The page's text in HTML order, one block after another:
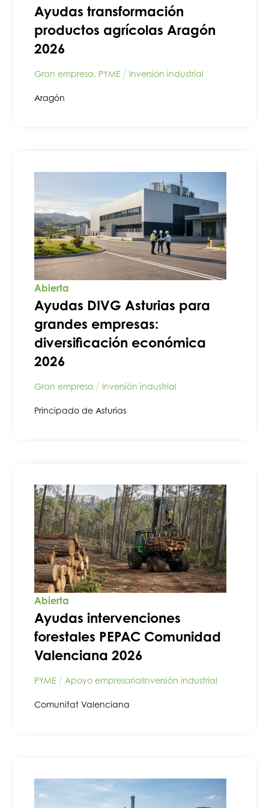
Ayudas transformación
productos agrícolas Aragón
2026
Gran empresa, PYME Inversión industrial
Aragón
Abierta
Ayudas DIVG Asturias para
grandes empresas:
diversificación económica
2026
Gran empresa Inversión industrial
Principado de Asturias
Abierta
Ayudas intervenciones
forestales PEPAC Comunidad
Valenciana 2026
PYME Apoyo empresarialInversión industrial
Comunitat Valenciana